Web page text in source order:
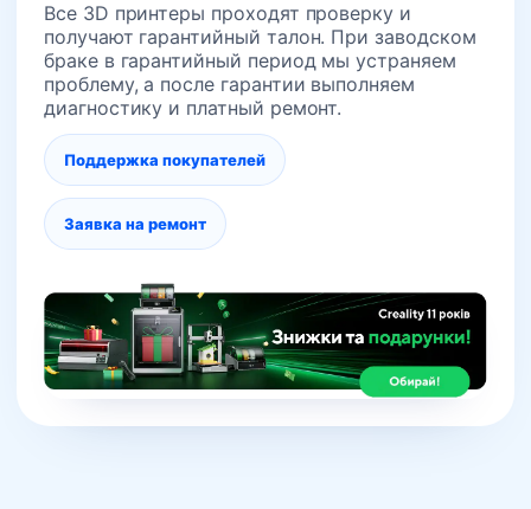
Все 3D принтеры проходят проверку и
получают гарантийный талон. При заводском
браке в гарантийный период мы устраняем
проблему, а после гарантии выполняем
диагностику и платный ремонт.
Поддержка покупателей
Заявка на ремонт